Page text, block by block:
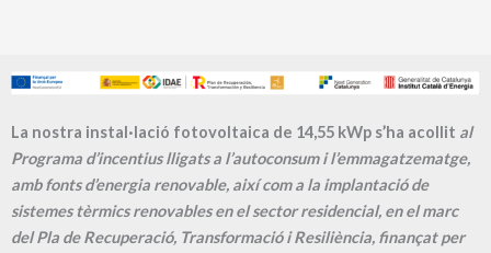
La nostra instal·lació fotovoltaica de 14,55 kWp s’ha acollit al
Programa d’incentius lligats a l’autoconsum i l’emmagatzematge,
amb fonts d’energia renovable, així com a la implantació de
sistemes tèrmics renovables en el sector residencial, en el marc
del Pla de Recuperació, Transformació i Resiliència, finançat per